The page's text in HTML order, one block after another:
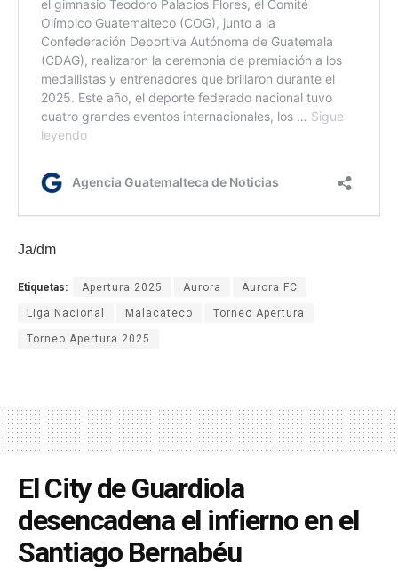
Ja/dm
Etiquetas: Apertura 2025 Aurora Aurora FC
Liga Nacional Malacateco Torneo Apertura
Torneo Apertura 2025
El City de Guardiola
desencadena el infierno en el
Santiago Bernabéu